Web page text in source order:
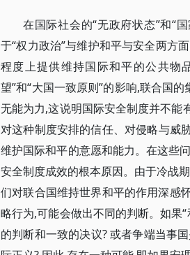
在国际社会的“无政府状态”和“
于“权力政治”与维护和平与安全两方
程度上提供维持国际和平的公共物
望”和“大国一致原则”的影响,联合国
无能为力,这说明国际安全制度并不能
对这种制度安排的信任、对侵略与威
维护国际和平的意愿和能力。在这些
安全制度成效的根本原因。由于冷战
们对联合国维持世界和平的作用深感
略行为,可能会做出不同的判断。如果
的判断和一致的决议? 或者争端当事